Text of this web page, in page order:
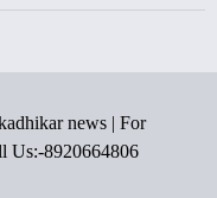
news | For
Us:-8920664806